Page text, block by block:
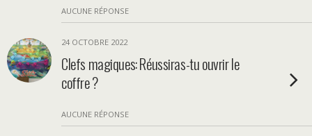
AUCUNE RÉPONSE
24 OCTOBRE 2022
Clefs magiques: Réussiras-tu ouvrir le
coffre ?
AUCUNE RÉPONSE